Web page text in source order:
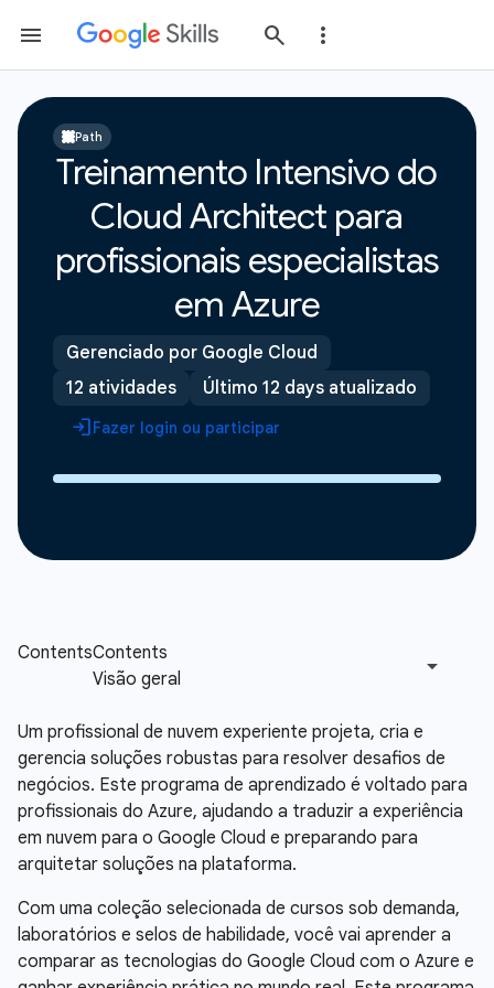
Path
Treinamento Intensivo do
Cloud Architect para
profissionais especialistas
em Azure
Gerenciado por Google Cloud
12 atividades
Último 12 days atualizado
Fazer login ou participar
Um profissional de nuvem experiente projeta, cria e
gerencia soluções robustas para resolver desafios de
negócios. Este programa de aprendizado é voltado para
profissionais do Azure, ajudando a traduzir a experiência
em nuvem para o Google Cloud e preparando para
arquitetar soluções na plataforma.
Com uma coleção selecionada de cursos sob demanda,
laboratórios e selos de habilidade, você vai aprender a
comparar as tecnologias do Google Cloud com o Azure e